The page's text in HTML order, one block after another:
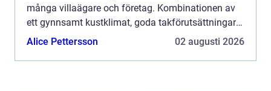
många villaägare och företag. Kombinationen av
ett gynnsamt kustklimat, goda takförutsättningar
och en växande lokal klimatmedvetenhet gö...
Alice Pettersson 02 augusti 2026